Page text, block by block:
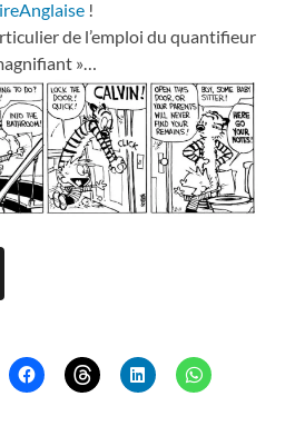
!
de l’emploi du quantifieur
»…